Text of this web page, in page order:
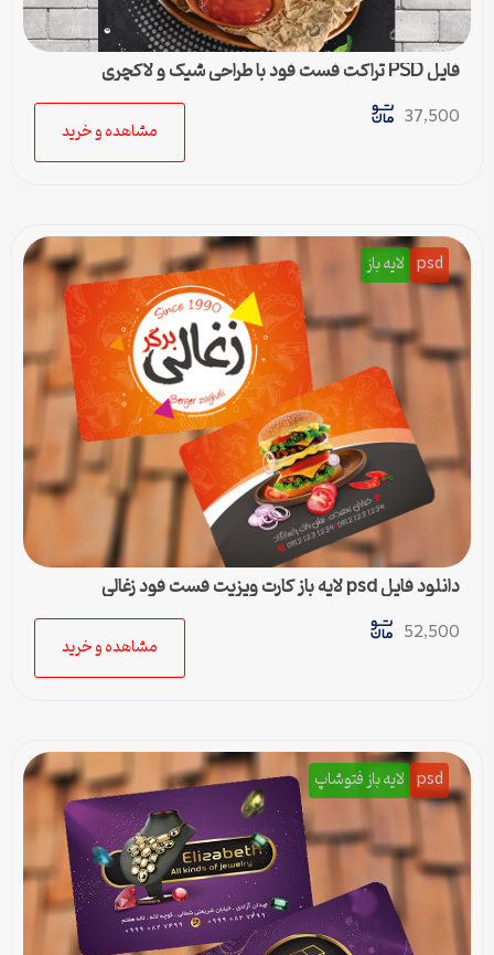
فایل PSD تراکت فست فود با طراحی شیک و لاکچری
37,500
مشاهده و خرید
psd لایه باز
دانلود فایل psd لایه باز کارت ویزیت فست فود زغالی
52,500
مشاهده و خرید
psd لایه باز فتوشاپ